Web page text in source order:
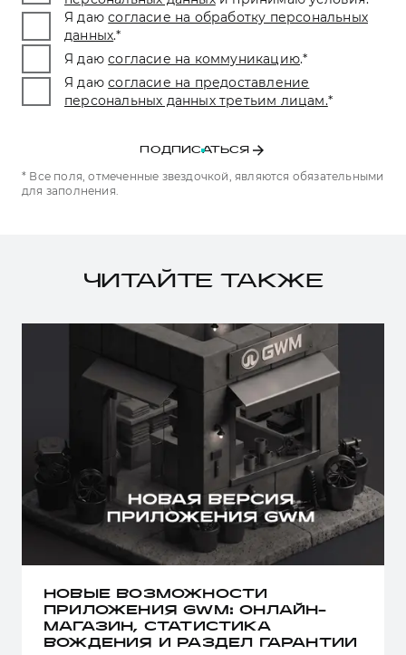
Я даю согласие на обработку персональных
данных.*
Я даю согласие на коммуникацию.*
Я даю согласие на предоставление
персональных данных третьим лицам.*
ПОДПИСАТЬСЯ
* Все поля, отмеченные звездочкой, являются обязательными
для заполнения.
ЧИТАЙТЕ ТАКЖЕ
НОВЫЕ ВОЗМОЖНОСТИ
ПРИЛОЖЕНИЯ GWM: ОНЛАЙН-
МАГАЗИН, СТАТИСТИКА
ВОЖДЕНИЯ И РАЗДЕЛ ГАРАНТИИ